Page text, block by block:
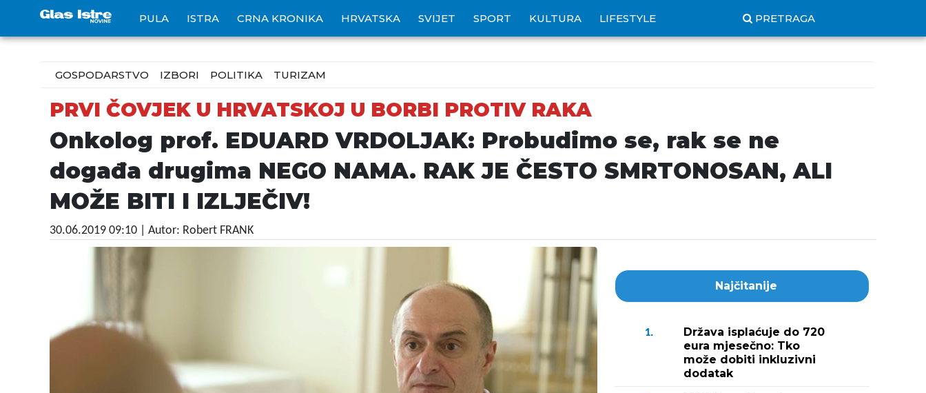
PULA ISTRA CRNA KRONIKA HRVATSKA SVIJET SPORT KULTURA LIFESTYLE PRETRAGA
GOSPODARSTVO IZBORI POLITIKA TURIZAM
PRVI ČOVJEK U HRVATSKOJ U BORBI PROTIV RAKA
Onkolog prof. EDUARD VRDOLJAK: Probudimo se, rak se ne
događa drugima NEGO NAMA. RAK JE ČESTO SMRTONOSAN, ALI
MOŽE BITI I IZLJEČIV!
30.06.2019 09:10 | Autor: Robert FRANK
Najčitanije
1.
Država isplaćuje do 720
eura mjesečno: Tko
može dobiti inkluzivni
dodatak